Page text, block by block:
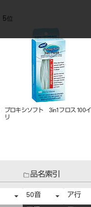
5位
プロキシソフト 3in1フロス 100イ
リ
品名索引
50音 ア行